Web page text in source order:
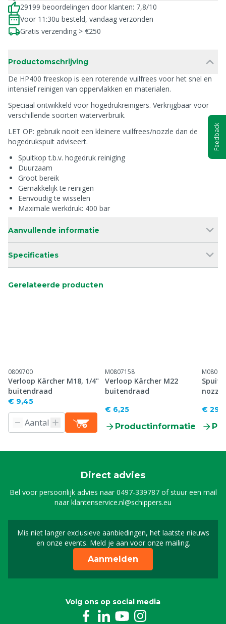
29199 beoordelingen door klanten: 7,8/10
Voor 11:30u besteld, vandaag verzonden
Gratis verzending > €250
Productomschrijving
De HP400 freeskop is een roterende vuilfrees voor het snel en
intensief reinigen van oppervlakken en materialen.
Speciaal ontwikkeld voor hogedrukreinigers. Verkrijgbaar voor
verschillende soorten waterverbruik.
LET OP: gebruik nooit een kleinere vuilfrees/nozzle dan de
hogedrukspuit adviseert.
Spuitkop t.b.v. hogedruk reiniging
Duurzaam
Groot bereik
Gemakkelijk te reinigen
Eenvoudig te wisselen
Maximale werkdruk: 400 bar
Aanvullende informatie
Specificaties
Gerelateerde producten
0809700
Verloop Kärcher M18, 1/4"
buitendraad
€ 9,45
M0807158
Verloop Kärcher M22
buitendraad
€ 6,25
Productinformatie
€
Direct advies
Bel voor persoonlijk advies naar0497-339787of stuur een mail
naarklantenservice.nl@schippers.eu
Mis niet langer exclusieve aanbiedingen, het laatste nieuws
en onze events. Meld je aan voor onze mailing.
Schrijf je in voor onze
Aanmelden
Volg ons op social media
Feedback